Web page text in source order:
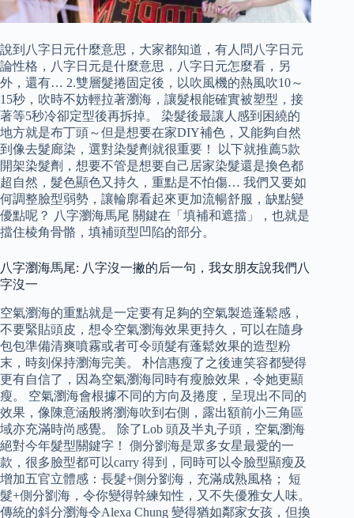
說到八字日元什麼意思，大家都知道，有人問八字日元
論性格，八字日元是什麼意思，八字日元怎麼看，另
外，還有… 2.雙層髮捲固定後，以吹風機的熱風吹10～
15秒，吹時不妨輕拉著瀏海，讓髮根能確實被塑型，接
著等5秒冷卻定型後再拆掉。 染髮後最讓人感到困繞的
地方就是布丁頭～但是想要在家DIY補色，又能夠自然
到像去髮廊染，選對染髮劑就很重要！ 以下就推薦5款
開架染髮劑，想要不管是想要自己居家染髮還是換色都
超自然，髮色顯色又持久，重點是不怕傷… 我們又要如
何調整臉型弱勢，讓輪廓看起來更加流暢舒服，缺點變
優點呢？ 八字瀏海馬尾 關鍵在「填補和遮擋」，也就是
擋住棱角骨骼，填補頭型凹陷的部分。
八字瀏海馬尾: 八字沒一撇的后一句，我女朋友說我們八
字沒一
空氣瀏海的重點就是一定要有足夠的空氣製造蓬鬆感，
不要緊貼頭皮，想令空氣瀏海效果更持久，可以在隨身
包包準備清爽噴霧或者可令頭髮有蓬鬆效果的造型粉
末，時刻保持瀏海完美。 朴信惠瘦了之後連笑容都變得
更有自信了，因為空氣瀏海同時有瘦臉效果，令她更顯
瘦。 空氣瀏海會根據不同的方向及捲度，呈現出不同的
效果，像陳意涵般將瀏海吹到右側，露出額前小三角區
域亦充滿時尚感覺。 除了Lob 頭及半丸子頭，空氣瀏海
絕對今年髮型關鍵字！ 側分劉海是眾多女星最愛的一
款，很多臉型都可以carry 得到，同時可以令臉型顯瘦及
增加五官立體感：長髮+側分劉海，充滿成熟風格； 短
髮+側分劉海，令你變得幹練知性，又不失優雅女人味。
傳統的斜分瀏海令Alexa Chung 變得猶如鄰家女孩，但換